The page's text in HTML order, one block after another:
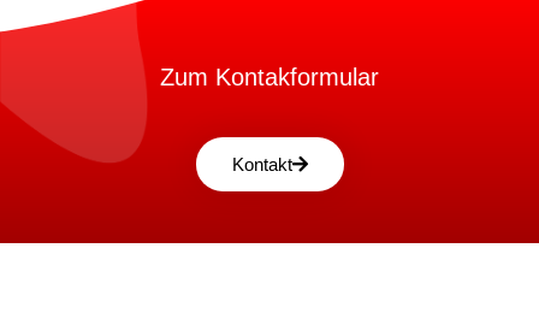
Zum Kontakformular
Kontakt